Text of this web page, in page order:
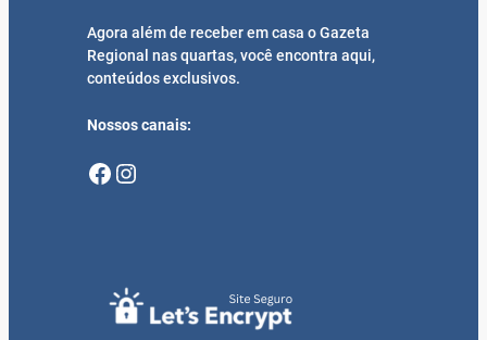
Agora além de receber em casa o Gazeta
Regional nas quartas, você encontra aqui,
conteúdos exclusivos.
Nossos canais:
Facebook Instagram